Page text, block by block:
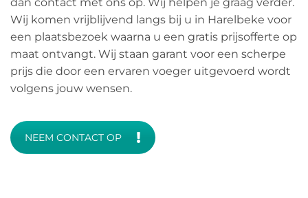
Wij komen vrijblijvend langs bij u in Harelbeke voor
een plaatsbezoek waarna u een gratis prijsofferte op
maat ontvangt. Wij staan garant voor een scherpe
prijs die door een ervaren voeger uitgevoerd wordt
volgens jouw wensen.
NEEM CONTACT OP